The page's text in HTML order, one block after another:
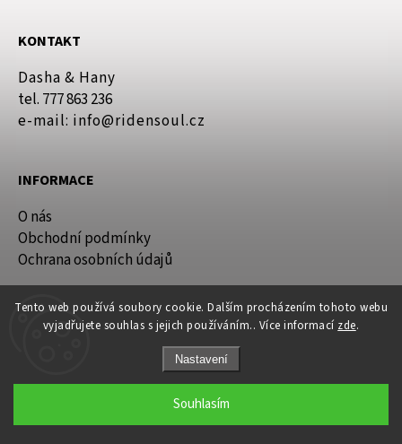
Tento web používá soubory cookie. Dalším procházením tohoto webu
vyjadřujete souhlas s jejich používáním.. Více informací zde.
Nastavení
Souhlasím
KONTAKT
Dasha & Hany
tel. 777 863 236
e-mail: info@ridensoul.cz
INFORMACE
O nás
Obchodní podmínky
Ochrana osobních údajů